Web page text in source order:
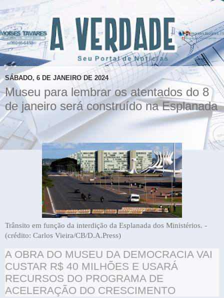
SÁBADO, 6 DE JANEIRO DE 2024
Museu para lembrar os atentados do 8
de janeiro será construído na Esplanada
Trânsito em função da interdição da Esplanada dos Ministérios. -
(crédito: Carlos Vieira/CB/D.A.Press)
A OBRA DO MUSEU DA DEMOCRACIA VAI
CUSTAR R$ 40 MILHÕES E USARÁ
RECURSOS DO PROGRAMA DE
ACELERAÇÃO DO CRESCIMENTO